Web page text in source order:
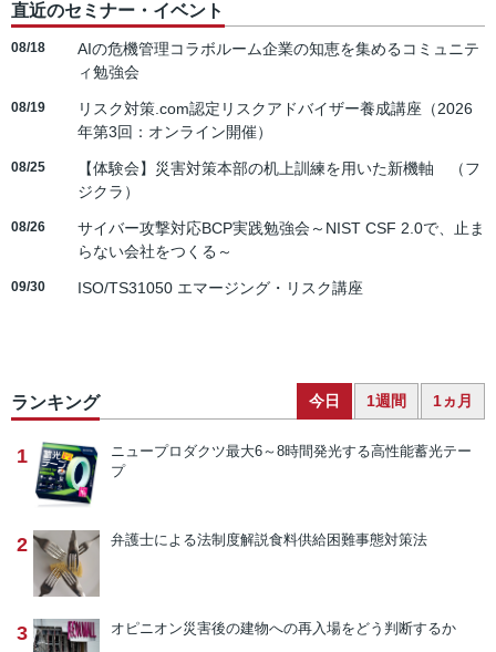
直近のセミナー・イベント
08/18
AIの危機管理コラボルーム企業の知恵を集めるコミュニテ
ィ勉強会
08/19
リスク対策.com認定リスクアドバイザー養成講座（2026
年第3回：オンライン開催）
08/25
【体験会】災害対策本部の机上訓練を用いた新機軸 （フ
ジクラ）
08/26
サイバー攻撃対応BCP実践勉強会～NIST CSF 2.0で、止ま
らない会社をつくる～
09/30 ISO/TS31050 エマージング・リスク講座
ランキング 今日 1週間 1ヵ月
1 ニュープロダクツ最大6～8時間発光する高性能蓄光テー
プ
2 弁護士による法制度解説食料供給困難事態対策法
3 オピニオン災害後の建物への再入場をどう判断するか